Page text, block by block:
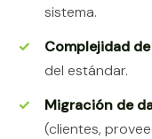
sistema.
Complejidad
del estándar.
Migración de
(clientes,